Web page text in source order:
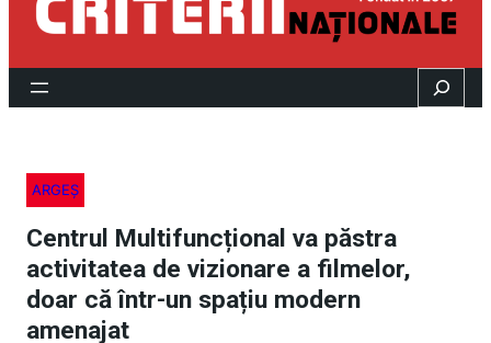
Search
ARGEȘ
Centrul Multifuncțional va păstra
activitatea de vizionare a filmelor,
doar că într-un spațiu modern
amenajat